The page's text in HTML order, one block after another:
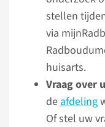
stellen
via
huisarts.
Vraag over
deafdeling
Of stel uw